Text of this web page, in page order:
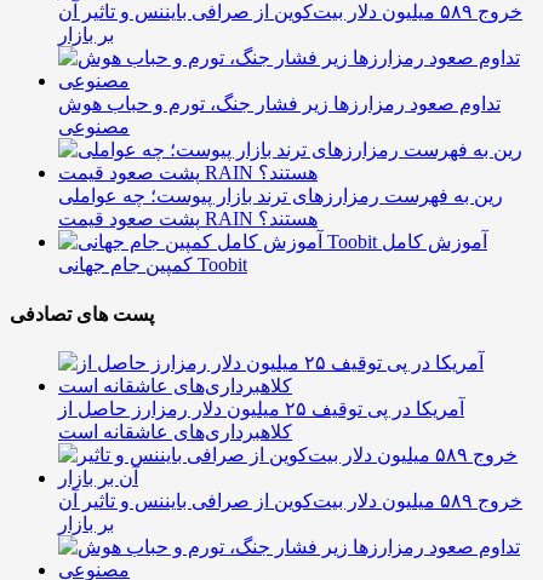
خروج ۵۸۹ میلیون دلار بیت‌کوین از صرافی بایننس و تاثیر آن
بر بازار
تداوم صعود رمزارزها زیر فشار جنگ، تورم و حباب هوش
مصنوعی
رین به فهرست رمزارزهای ترند بازار پیوست؛ چه عواملی
پشت صعود قیمت RAIN هستند؟
آموزش کامل
کمپین جام جهانی Toobit
پست های تصادفی
آمریکا در پی توقیف ۲۵ میلیون دلار رمزارز حاصل از
کلاهبرداری‌های عاشقانه است
خروج ۵۸۹ میلیون دلار بیت‌کوین از صرافی بایننس و تاثیر آن
بر بازار